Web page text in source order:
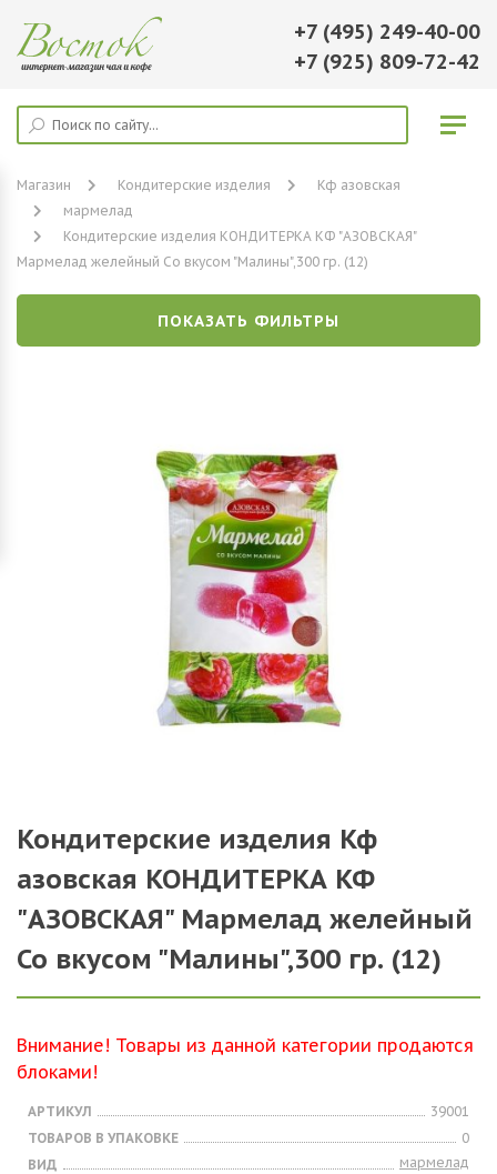
+7 (495) 249-40-00
+7 (925) 809-72-42
Магазин Кондитерские изделия
Кф азовская
мармелад
Кондитерские изделия КОНДИТЕРКА КФ "АЗОВСКАЯ"
Мармелад желейный Со вкусом "Малины",300 гр. (12)
ПОКАЗАТЬ ФИЛЬТРЫ
Кондитерские изделия Кф
азовская КОНДИТЕРКА КФ
"АЗОВСКАЯ" Мармелад желейный
Со вкусом "Малины",300 гр. (12)
Внимание! Товары из данной категории продаются
блоками!
АРТИКУЛ
39001
ТОВАРОВ В УПАКОВКЕ
0
ВИД
мармелад